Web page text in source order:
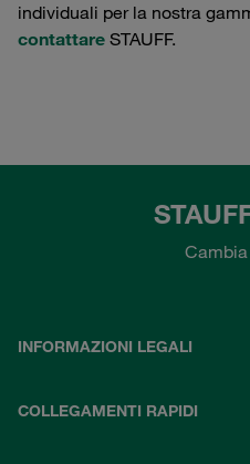
individuali per la nostra
contattare STAUFF.
INFORMAZIONI LEGALI
COLLEGAMENTI RAPIDI